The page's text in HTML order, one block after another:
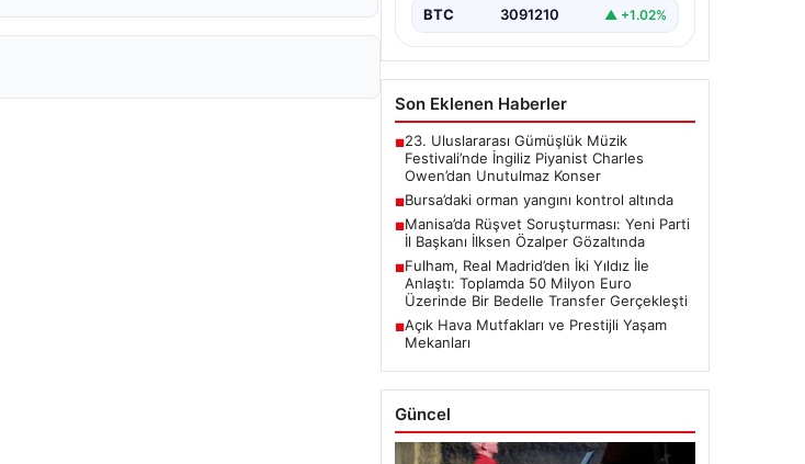
BTC 3091210 ▲ +1.02%
Son Eklenen Haberler
■23. Uluslararası Gümüşlük Müzik
Festivali’nde İngiliz Piyanist Charles
Owen’dan Unutulmaz Konser
■Bursa’daki orman yangını kontrol altında
■Manisa’da Rüşvet Soruşturması: Yeni Parti
İl Başkanı İlksen Özalper Gözaltında
■Fulham, Real Madrid’den İki Yıldız İle
Anlaştı: Toplamda 50 Milyon Euro
Üzerinde Bir Bedelle Transfer Gerçekleşti
■Açık Hava Mutfakları ve Prestijli Yaşam
Mekanları
Güncel